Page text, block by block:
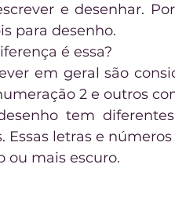
e desenhar.
para desenho.
é essa?
em geral são
2 e outros
tem
Essas letras e
ou mais escuro.